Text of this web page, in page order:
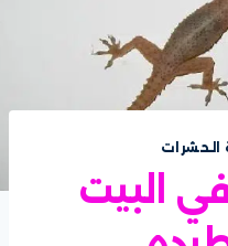
في البيت